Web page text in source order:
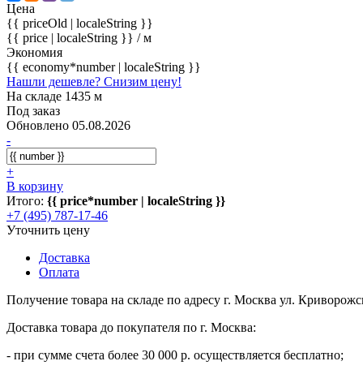
Цена
{{ priceOld | localeString }}
{{ price | localeString }} / м
Экономия
{{ economy*number | localeString }}
Нашли дешевле? Снизим цену!
На складе 1435 м
Под заказ
Обновлено 05.08.2026
-
+
В корзину
Итого: {{ price*number | localeString }}
+7 (495) 787-17-46
Уточнить цену
Доставка
Оплата
Получение товара на складе по адресу г. Москва ул.
Доставка товара до покупателя по г. Москва:
- при сумме счета более 30 000 р. осуществляется бесплатно;